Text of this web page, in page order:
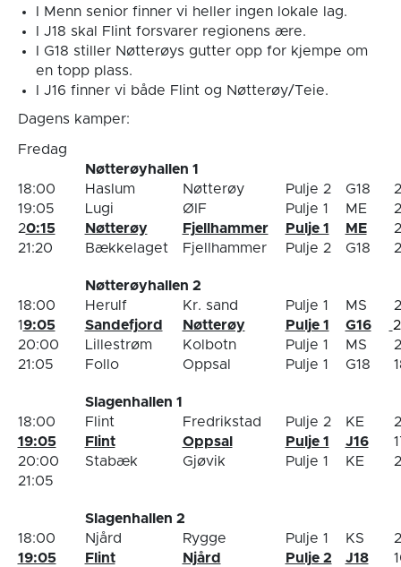
I Menn senior finner vi heller ingen lokale lag.
I J18 skal Flint forsvarer regionens ære.
I G18 stiller Nøtterøys gutter opp for kjempe om
en topp plass.
I J16 finner vi både Flint og Nøtterøy/Teie.
Dagens kamper:
Fredag
Nøtterøyhallen 1
18:00
Haslum Nøtterøy Pulje 2 G18
19:05
Lugi ØIF Pulje 1 ME
20:15 Nøtterøy Fjellhammer Pulje 1 ME
21:20
Bækkelaget Fjellhammer Pulje 2 G18
Nøtterøyhallen 2
18:00
Herulf Kr. sand Pulje 1 MS
19:05 Sandefjord Nøtterøy Pulje 1 G16
20:00
Lillestrøm Kolbotn Pulje 1 MS
21:05
Follo Oppsal Pulje 1 G18
Slagenhallen 1
18:00
Flint Fredrikstad Pulje 2 KE
19:05
Flint Oppsal Pulje 1 J16
20:00
Stabæk Gjøvik Pulje 1 KE
21:05
Slagenhallen 2
18:00
Njård Rygge Pulje 1 KS
19:05
Flint Njård Pulje 2 J18